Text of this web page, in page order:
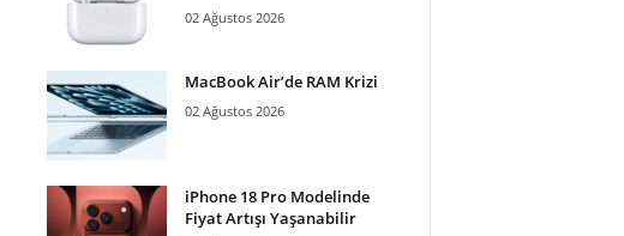
02 Ağustos 2026
MacBook Air’de RAM Krizi
02 Ağustos 2026
iPhone 18 Pro Modelinde
Fiyat Artışı Yaşanabilir